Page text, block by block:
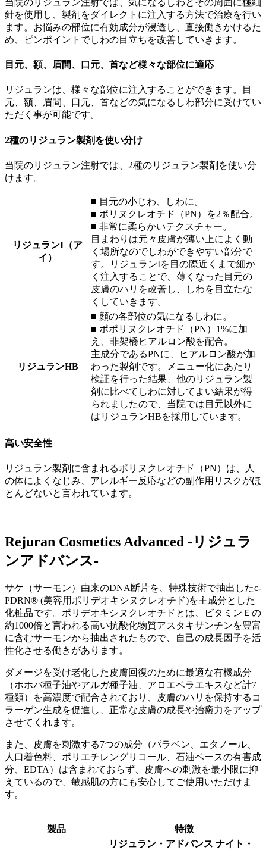
針を使用し、製剤をダイレクトに注入する方法で治療を行い
ます。お悩みの部位に有効成分が浸透し、直接働きかけるた
め、ピンポイントでしわの目立ちを改善していきます。
目元、額、眉間、口元、首など様々な部位に適応
リジュランは、様々な部位に注入することができます。目
元、額、眉間、口元、首などの気になるしわ部分に受けてい
ただく事が可能です。
2種のリジュラン製剤を使い分け
当院のリジュラン注射では、2種のリジュラン製剤を使い分
けます。
リジュランI（ア
イ）
■ 目元の小じわ、しわに。
■ ポリヌクレオチド（PN）を2％配合。
■ 非常に柔らかいテクスチャー。
目まわりは元々皮膚が薄い上によく動
く場所なのでしわができやすい部分で
す。リジュランIを目の際近くまで細か
く注入することで、薄くなった目元の
皮膚のハリを改善し、しわを目立たな
くしていきます。
リジュランHB
■ 顔の各部位の気になるしわに。
■ ポポリヌクレオチド（PN）1%に加
え、非架橋ヒアルロン酸を配合。
主成分であるPNに、ヒアルロン酸が加
わった製剤です。メニュー化にあたり
検証を行った結果、他のリジュラン製
剤に比べてしわに対してよい結果が得
られましたので、当院では目元以外に
はリジュランHBを採用しています。
高い安全性
リジュラン製剤に含まれるポリヌクレオチド（PN）は、人
の体によくなじみ、アレルギー反応などの副作用リスクがほ
とんどないと言われています。
Rejuran Cosmetics Advanced -リジュラ
ンアドバンス-
サケ（サーモン）由来のDNA断片を、特殊技術で抽出したc-
PDRN® (美容用ポリデオキシヌクレオチド)を主成分とした
化粧品です。ポリデオキシヌクレオチドとは、ビタミンＥの
約1000倍と言われる高い抗酸化物質アスタキサンチンを豊富
に含むサーモンから抽出されたもので、自己の成長因子を活
性化させる働きがあります。
ダメージを受け老化した皮膚回復のために最適な有機成分
（ホホバ種子油やアルガ種子油、アロエベラエキスなど計7
種類）を高濃度で配合されており、皮膚のハリを保持するコ
ラーゲン生成を促進し、正常な皮膚の成長や治癒力をアップ
させてくれます。
また、皮膚を刺激する7つの成分（パラベン、エタノール、
人口着色料、ポリエチレングリコール、石油ベースの有害成
分、EDTA）は含まれておらず、皮膚への刺激を最小限に抑
えているので、敏感肌の方にも安心してご使用いただけま
す。
製品
特徴
リジュラン・アドバンス ナイト・